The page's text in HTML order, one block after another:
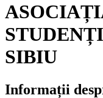
SIBIU
Informații